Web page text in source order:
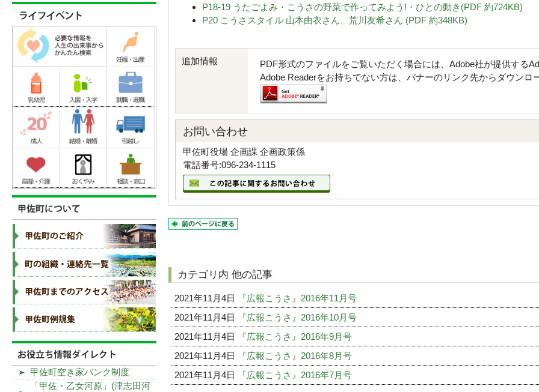
P18-19 うたごよみ・こうさの野菜で作ってみよう!・ひとの動き(PDF 約724KB)
P20 こうさスタイル 山本由衣さん、荒川友希さん (PDF 約348KB)
追加情報
PDF形式のファイルをご覧いただく場合には、Adobe社が提供する
Adobe Readerをお持ちでない方は、バナーのリンク先からダウンロ
お問い合わせ
甲佐町役場 企画課 企画政策係
電話番号:096-234-1115
カテゴリ内 他の記事
2021年11月4日
『広報こうさ』2016年11月号
2021年11月4日
『広報こうさ』2016年10月号
2021年11月4日
『広報こうさ』2016年9月号
2021年11月4日
『広報こうさ』2016年8月号
2021年11月4日
『広報こうさ』2016年7月号
甲佐町空き家バンク制度
「甲佐・乙女河原」(津志田河